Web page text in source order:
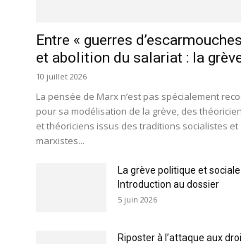
Entre « guerres
et abolition du salariat : la
10 juillet 2026
La pensée de Marx n’est pas spécialement
pour sa modélisation de la grève, des
et théoriciens issus des traditions socialistes et
marxistes...
La grève politique et
Introduction au dossier
5 juin 2026
Riposter à l’attaque aux